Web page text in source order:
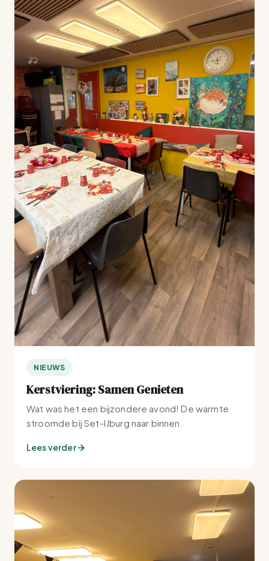
NIEUWS
Kerstviering: Samen Genieten
Wat was het een bijzondere avond! De warmte
stroomde bij Set-IJburg naar binnen.
Lees verder